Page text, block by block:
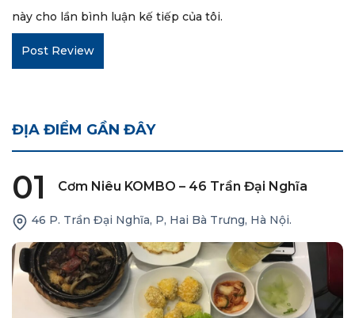
này cho lần bình luận kế tiếp của tôi.
ĐỊA ĐIỂM GẦN ĐÂY
01 Cơm Niêu KOMBO – 46 Trần Đại Nghĩa
46 P. Trần Đại Nghĩa, P, Hai Bà Trưng, Hà Nội.